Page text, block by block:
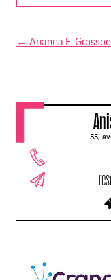
v
g
o
← Arianna F.
55,